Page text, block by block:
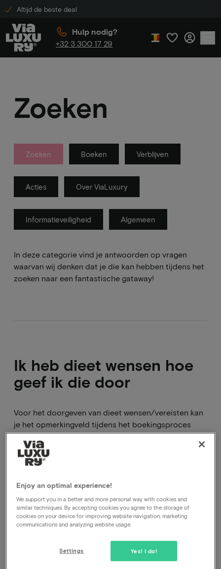
Altijd de beste deal
Hulp nodig?
+32 3 300 17 29
Zoeken
Zoeken Boeken Verblijven
Acties Over ViaLuxury
Informatieveiligheid Algemeen
In deze categorie vind je antwoorden op vragen
waarvan wij denken dat je die kan hebben tijdens het
zoeken naar een fantastische gataway!
Hoe werkt Pay later
Wanneer en hoe kan ik gebruik maken van Pay
later?
Hoeveel moet ik bijbetalen om mijn kind(eren) mee
Ik heb dieet wensen hoe
geef ik die door
Voor het doorgeven van dieet wensen/vereisten kan
je het opmerkingveld tijdens het boekingsproces
gebruiken. Dit wordt meegezonden naar het hotel,
eventueel kan je dit na het boeken navragen bij het
hotel.
Enjoy an optimal experience!
We support you in a better and more personal way with cookies and
similar techniques. By accepting cookies you agree to the storage of
cookies on your device for improving website navigation, marketing
communications and analyzing website usage.
Yes! I do!
Settings